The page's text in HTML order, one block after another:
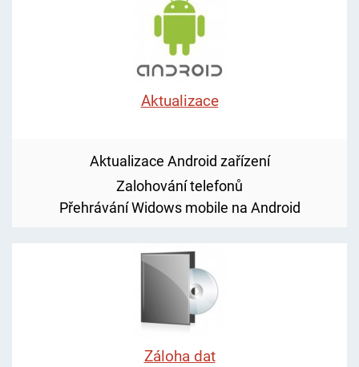
Aktualizace
Aktualizace Android zařízení
Zalohování telefonů
Přehrávání Widows mobile na Android
Záloha dat